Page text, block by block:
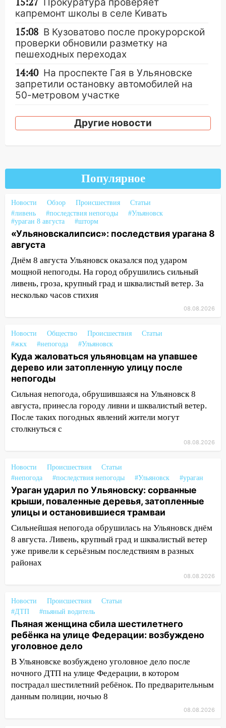
Прокуратура проверяет
капремонт школы в селе Кивать
15:08 В Кузоватово после прокурорской
проверки обновили разметку на
пешеходных переходах
14:40 На проспекте Гая в Ульяновске
запретили остановку автомобилей на
50-метровом участке
14:22 В Новом городе 8 августа пройдет
большой фестиваль «Наше время» с
14:04 Жару смоет ливнями: прогноз
погоды в Ульяновской области на
выходные 8-9 августа
13:30
В Ульяновске транспортные
полицейские проведут акцию «Час
пассажира»
13:20 В Ульяновске за один день
обокрали женщину на пляже и
подростка в сквере
13:01 В Димитровграде мужчина
выбросил из машины страйкбольную
12:34
На Ульяновскую область
надвигается сильнейшая непогода: град
и шквал до 27 м/с
12:31 Ульяновец хотел купить иномарку
из Европы и потерял 760 тысяч рублей
12:20 В Чердаклинском районе
столкнулись «Лада» и Chevrolet:
пострадал 14-летний подросток
Где есть бензин в Ульяновске 7
11:50
Заснул рядом с ребёнком и
случайно задушил его: суд вынес
приговор
11:38 В Ленинском районе пожар
полностью уничтожил дачный дом и
сарай
11:38 В Госдуме предложили отменить
ЕГЭ с 2027 года
площадках
11:20 Ульяновская шахматистка
Валерия Клейменова выиграла два
золота в составе сборной мира
11:16 В Ульяновске открыли памятную
доску декабристу Кондратию Рылееву
10:40 В Ульяновске спасатели ночью
нашли потерявшегося в заброшенных
Другие новости
Популярное
Новости Обзор Происшествия
Статьи
#ливень
#последствия непогоды
#Ульяновск
#ураган 8 августа
#шторм
«Ульяновскалипсис»: последствия урагана 8
августа
Днём 8 августа Ульяновск оказался под ударом
мощной непогоды. На город обрушились сильный
ливень, гроза, крупный град и шквалистый ветер. За
несколько часов стихия
08.08.2026
Новости Общество Происшествия
Статьи
#жкх
#непогода #Ульяновск
Куда жаловаться ульяновцам на упавшее
дерево или затопленную улицу после
непогоды
Сильная непогода, обрушившаяся на Ульяновск 8
августа, принесла городу ливни и шквалистый ветер.
После таких погодных явлений жители могут
столкнуться с
08.08.2026
Новости Происшествия
Статьи
#непогода
#последствия непогоды #Ульяновск #ураган
Ураган ударил по Ульяновску: сорванные
крыши, поваленные деревья, затопленные
улицы и остановившиеся трамваи
Сильнейшая непогода обрушилась на Ульяновск днём
8 августа. Ливень, крупный град и шквалистый ветер
уже привели к серьёзным последствиям в разных
районах
08.08.2026
Новости Происшествия
Статьи
#ДТП
#пьяный водитель
Пьяная женщина сбила шестилетнего
ребёнка на улице Федерации: возбуждено
уголовное дело
В Ульяновске возбуждено уголовное дело после
ночного ДТП на улице Федерации, в котором
пострадал шестилетний ребёнок. По предварительным
данным полиции, ночью 8
08.08.2026